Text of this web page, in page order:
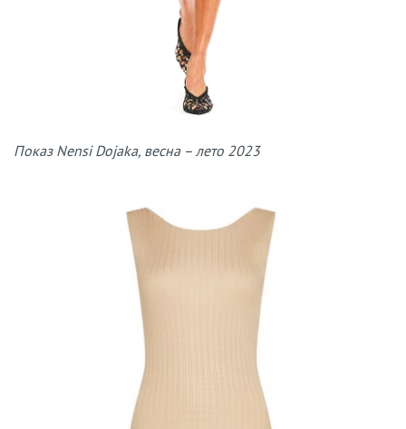
Показ Nensi Dojaka, весна – лето 2023